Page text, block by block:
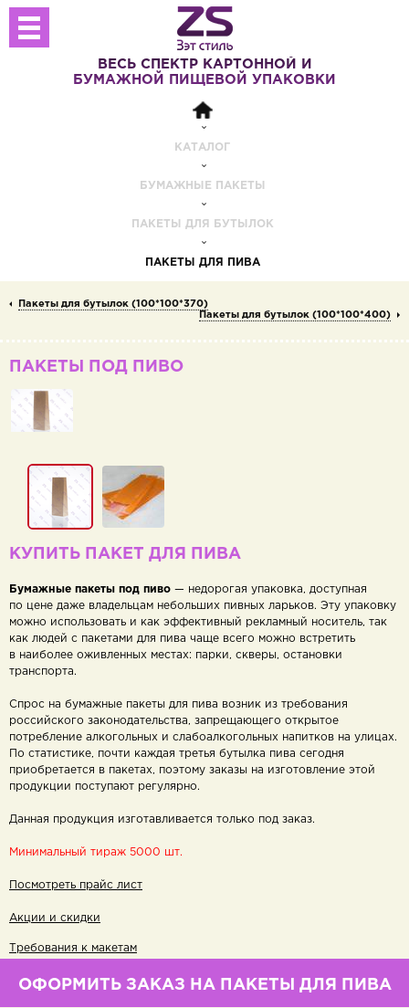
ВЕСЬ СПЕКТР
КАРТОННОЙ И
БУМАЖНОЙ
ПИЩЕВОЙ УПАКОВКИ
КАТАЛОГ
БУМАЖНЫЕ ПАКЕТЫ
ПАКЕТЫ ДЛЯ БУТЫЛОК
ПАКЕТЫ ДЛЯ ПИВА
Пакеты для бутылок (100*100*370)
Пакеты для бутылок (100*100*400)
ПАКЕТЫ ПОД ПИВО
КУПИТЬ ПАКЕТ ДЛЯ ПИВА
Бумажные пакеты под пиво — недорогая упаковка, доступная
по цене даже владельцам небольших пивных ларьков. Эту упаковку
можно использовать и как эффективный рекламный носитель, так
как людей с пакетами для пива чаще всего можно встретить
в наиболее оживленных местах: парки, скверы, остановки
транспорта.
Спрос на бумажные пакеты для пива возник из требования
российского законодательства, запрещающего открытое
потребление алкогольных и слабоалкогольных напитков на улицах.
По статистике, почти каждая третья бутылка пива сегодня
приобретается в пакетах, поэтому заказы на изготовление этой
продукции поступают регулярно.
Данная продукция изготавливается только под заказ.
Минимальный тираж 5000 шт.
Посмотреть прайс лист
Акции и скидки
Требования к макетам
ОФОРМИТЬ ЗАКАЗ НА ПАКЕТЫ ДЛЯ ПИВА